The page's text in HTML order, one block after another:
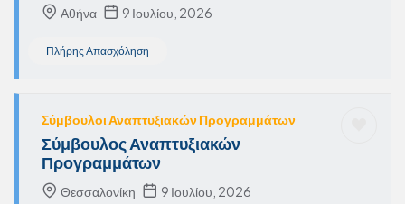
Αθήνα 9 Ιουλίου, 2026
Πλήρης Απασχόληση
Σύμβουλοι Αναπτυξιακών Προγραμμάτων
Σύμβουλος Αναπτυξιακών
Προγραμμάτων
Θεσσαλονίκη 9 Ιουλίου, 2026